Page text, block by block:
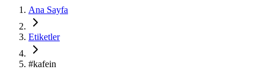
Ana Sayfa
Etiketler
#kafein